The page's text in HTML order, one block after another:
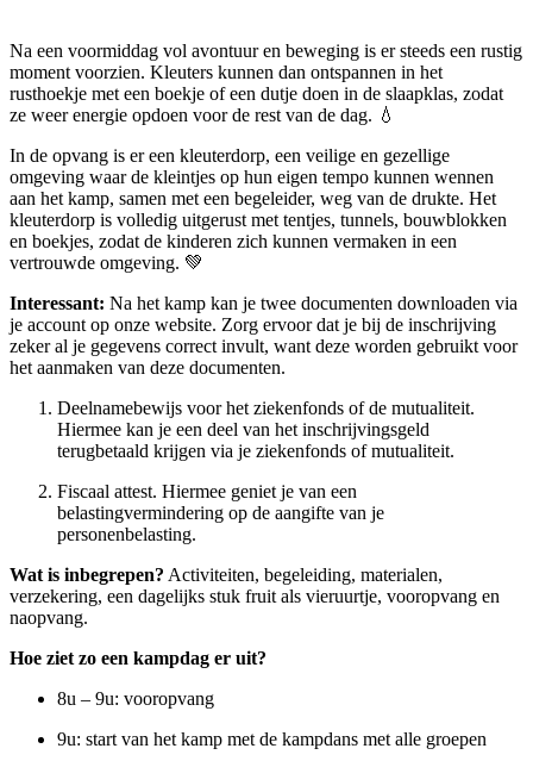
Na een voormiddag vol avontuur en beweging is er steeds een rustig
moment voorzien. Kleuters kunnen dan ontspannen in het
rusthoekje met een boekje of een dutje doen in de slaapklas, zodat
ze weer energie opdoen voor de rest van de dag. 💧
In de opvang is er een kleuterdorp, een veilige en gezellige
omgeving waar de kleintjes op hun eigen tempo kunnen wennen
aan het kamp, samen met een begeleider, weg van de drukte. Het
kleuterdorp is volledig uitgerust met tentjes, tunnels, bouwblokken
en boekjes, zodat de kinderen zich kunnen vermaken in een
vertrouwde omgeving. 💚
Interessant: Na het kamp kan je twee documenten downloaden via
je account op onze website. Zorg ervoor dat je bij de inschrijving
zeker al je gegevens correct invult, want deze worden gebruikt voor
het aanmaken van deze documenten.
Deelnamebewijs voor het ziekenfonds of de mutualiteit.
Hiermee kan je een deel van het inschrijvingsgeld
terugbetaald krijgen via je ziekenfonds of mutualiteit.
Fiscaal attest. Hiermee geniet je van een
belastingvermindering op de aangifte van je
personenbelasting.
Wat is inbegrepen? Activiteiten, begeleiding, materialen,
verzekering, een dagelijks stuk fruit als vieruurtje, vooropvang en
naopvang.
Hoe ziet zo een kampdag er uit?
8u – 9u: vooropvang
9u: start van het kamp met de kampdans met alle groepen